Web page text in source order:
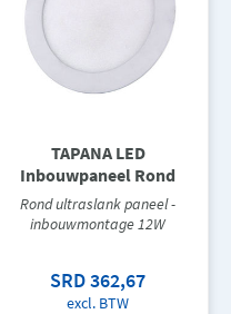
TAPANA LED
Inbouwpaneel Rond
Rond ultraslank paneel -
inbouwmontage 12W
SRD 362,67
excl. BTW